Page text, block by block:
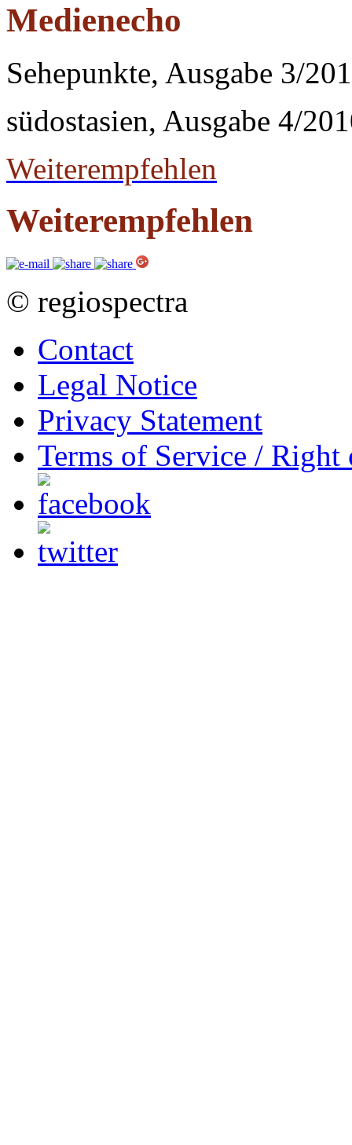
Medienecho
Sehepunkte, Ausgabe 3/
südostasien, Ausgabe 4/
Weiterempfehlen
Weiterempfehlen
© regiospectra
Contact
Legal Notice
Privacy Statement
Terms of Service / Right